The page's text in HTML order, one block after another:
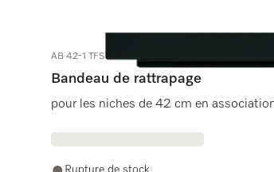
AB 42-1 TFSW
Bandeau de rattrapage
pour les niches de 42 cm en
Rupture de stock